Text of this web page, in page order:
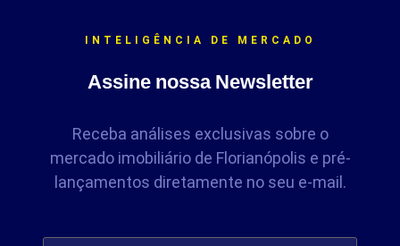
INTELIGÊNCIA DE MERCADO
Assine nossa Newsletter
Receba análises exclusivas sobre o
mercado imobiliário de Florianópolis e pré-
lançamentos diretamente no seu e-mail.